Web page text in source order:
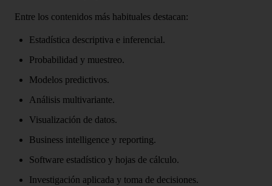
Entre los contenidos más habituales destacan:
Estadística descriptiva e inferencial.
Probabilidad y muestreo.
Modelos predictivos.
Análisis multivariante.
Visualización de datos.
Business intelligence y reporting.
Software estadístico y hojas de cálculo.
Investigación aplicada y toma de decisiones.